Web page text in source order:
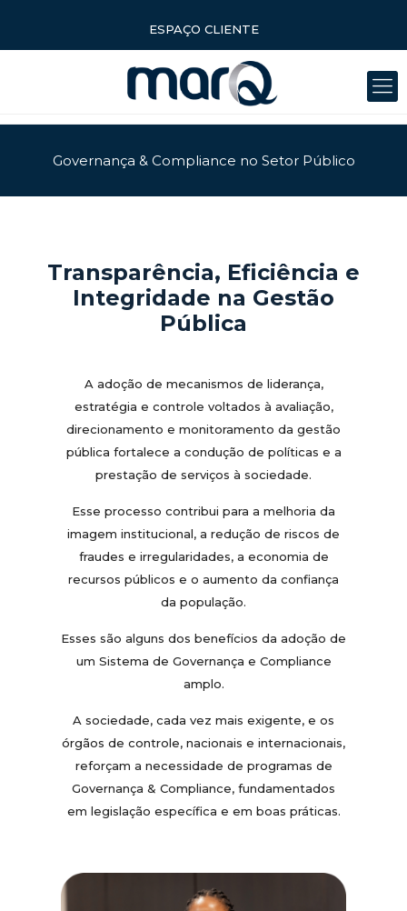
ESPAÇO CLIENTE
Governança & Compliance no Setor Público
Transparência, Eficiência e
Integridade na Gestão
Pública
A adoção de mecanismos de liderança,
estratégia e controle voltados à avaliação,
direcionamento e monitoramento da gestão
pública fortalece a condução de políticas e a
prestação de serviços à sociedade.
Esse processo contribui para a melhoria da
imagem institucional, a redução de riscos de
fraudes e irregularidades, a economia de
recursos públicos e o aumento da confiança
da população.
Esses são alguns dos benefícios da adoção de
um Sistema de Governança e Compliance
amplo.
A sociedade, cada vez mais exigente, e os
órgãos de controle, nacionais e internacionais,
reforçam a necessidade de programas de
Governança & Compliance, fundamentados
em legislação específica e em boas práticas.